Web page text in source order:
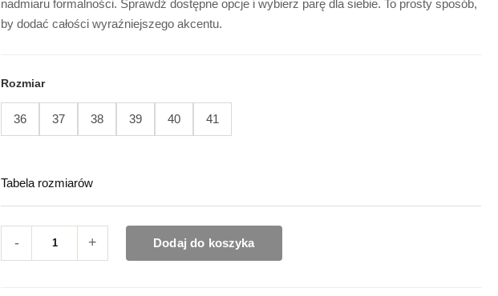
nadmiaru formalności. Sprawdź dostępne opcje i wybierz parę dla siebie. To prosty sposób,
by dodać całości wyraźniejszego akcentu.
Rozmiar
36 37 38 39 40 41
Tabela rozmiarów
- + Dodaj do koszyka